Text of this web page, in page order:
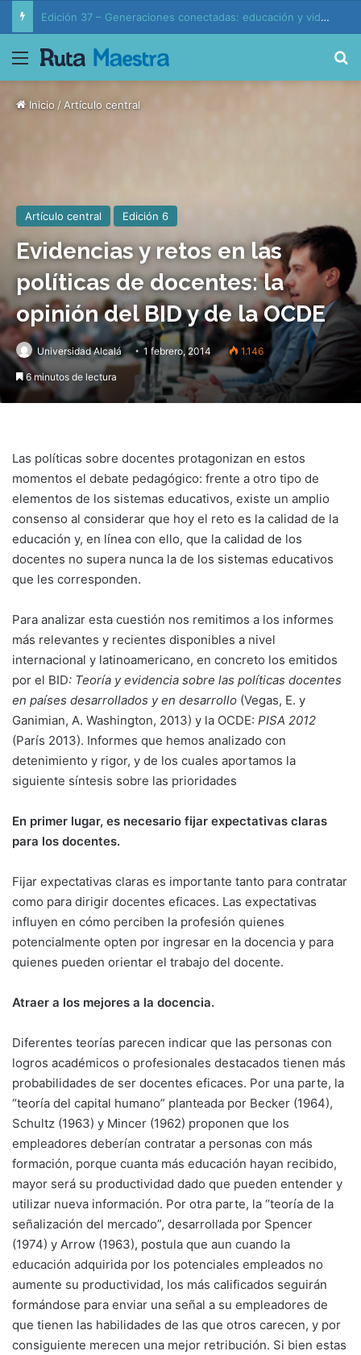
Edición 37 – Generaciones conectadas: educación y vida en la era de la IA
Menú
Inicio / Artículo central
Artículo central Edición 6
Evidencias y retos en las
políticas de docentes: la
opinión del BID y de la OCDE
Universidad Alcalá 1 febrero, 2014 1.146
6 minutos de lectura
Las políticas sobre docentes protagonizan en estos
momentos el debate pedagógico: frente a otro tipo de
elementos de los sistemas educativos, existe un amplio
consenso al considerar que hoy el reto es la calidad de la
educación y, en línea con ello, que la calidad de los
docentes no supera nunca la de los sistemas educativos
que les corresponden.
Para analizar esta cuestión nos remitimos a los informes
más relevantes y recientes disponibles a nivel
internacional y latinoamericano, en concreto los emitidos
por el BID: Teoría y evidencia sobre las políticas docentes
en países desarrollados y en desarrollo (Vegas, E. y
Ganimian, A. Washington, 2013) y la OCDE: PISA 2012
(París 2013). Informes que hemos analizado con
detenimiento y rigor, y de los cuales aportamos la
siguiente síntesis sobre las prioridades
En primer lugar, es necesario fijar expectativas claras
para los docentes.
Fijar expectativas claras es importante tanto para contratar
como para dirigir docentes eficaces. Las expectativas
influyen en cómo perciben la profesión quienes
potencialmente opten por ingresar en la docencia y para
quienes pueden orientar el trabajo del docente.
Atraer a los mejores a la docencia.
Diferentes teorías parecen indicar que las personas con
logros académicos o profesionales destacados tienen más
probabilidades de ser docentes eficaces. Por una parte, la
“teoría del capital humano” planteada por Becker (1964),
Schultz (1963) y Mincer (1962) proponen que los
empleadores deberían contratar a personas con más
formación, porque cuanta más educación hayan recibido,
mayor será su productividad dado que pueden entender y
utilizar nueva información. Por otra parte, la “teoría de la
señalización del mercado”, desarrollada por Spencer
(1974) y Arrow (1963), postula que aun cuando la
educación adquirida por los potenciales empleados no
aumente su productividad, los más calificados seguirán
formándose para enviar una señal a su empleadores de
que tienen las habilidades de las que otros carecen, y por
consiguiente merecen una mejor retribución. Si bien estas